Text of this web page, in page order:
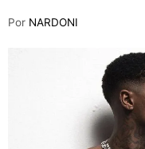
Por NARDONI